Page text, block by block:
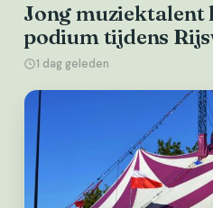
Jong
podium tijdens
1 dag geleden